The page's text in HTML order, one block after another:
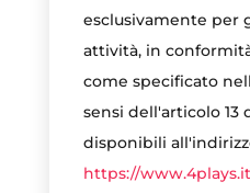
esclusivamente per
attività, in
come specificato
sensi dell'articolo 13
disponibili
https://